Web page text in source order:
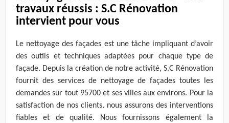
travaux réussis : S.C Rénovation
intervient pour vous
Le nettoyage des façades est une tâche impliquant d’avoir
des outils et techniques adaptées pour chaque type de
façade. Depuis la création de notre activité, S.C Rénovation
fournit des services de nettoyage de façades toutes les
demandes sur tout 95700 et ses villes aux environs. Pour la
satisfaction de nos clients, nous assurons des interventions
fiables et de qualité. Nous fournissons également la